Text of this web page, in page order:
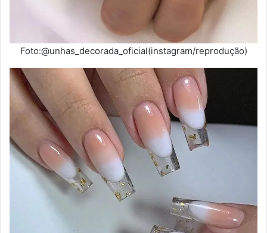
Foto:@unhas_decorada_oficial(instagram/reprodução)